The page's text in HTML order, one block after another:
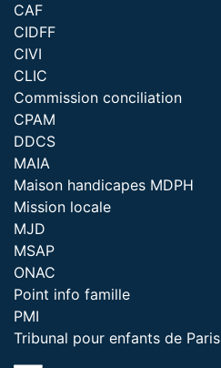
CAF
CIDFF
CIVI
CLIC
Commission conciliation
CPAM
DDCS
MAIA
Maison handicapes MDPH
Mission locale
MJD
MSAP
ONAC
Point info famille
PMI
Tribunal pour enfants de Paris